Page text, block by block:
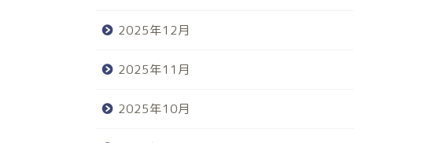
2025年12月
2025年11月
2025年10月